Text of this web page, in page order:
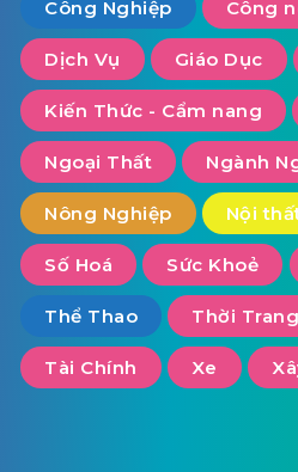
Công Nghiệp Công
Dịch Vụ Giáo Dục
Kiến Thức - Cẩm nang
Ngoại Thất Ngành
Nông Nghiệp Nội
Số Hoá Sức Khoẻ
Thể Thao Thời Trang
Tài Chính Xe